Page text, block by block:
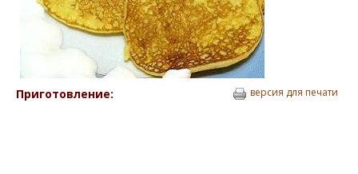
Приготовление: версия для печати